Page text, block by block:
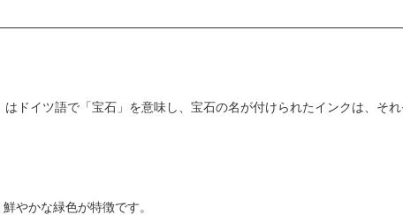
ドイツ語で「宝石」を意味し、宝石の名が付けられたインクは、そ
やかな緑色が特徴です。